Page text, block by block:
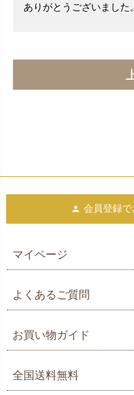
ありがとうございました。
会員登録で
マイページ
よくあるご質問
お買い物ガイド
全国送料無料